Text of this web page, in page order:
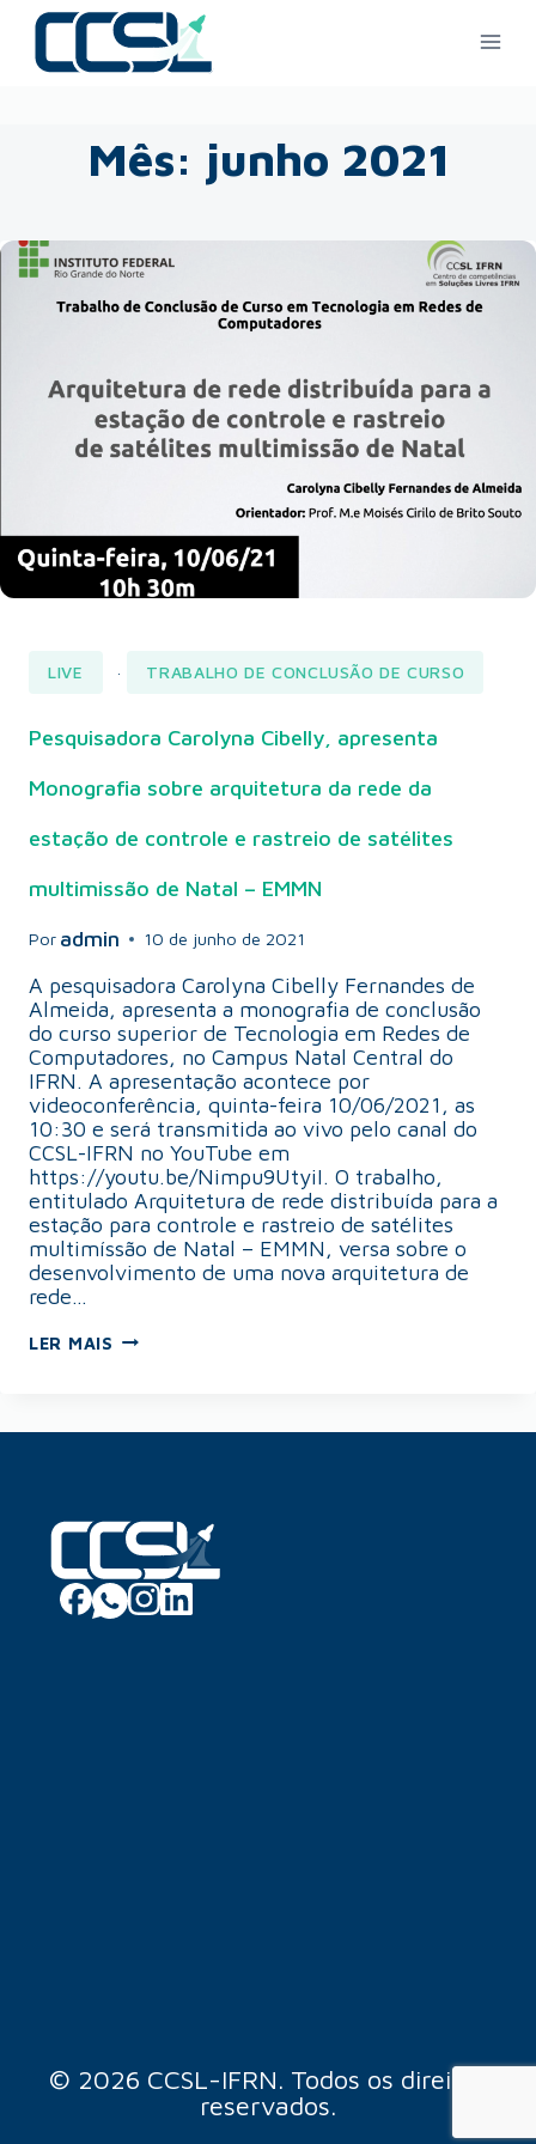
Mês: junho 2021
LIVE · TRABALHO DE CONCLUSÃO DE CURSO
Pesquisadora Carolyna Cibelly, apresenta
Monografia sobre arquitetura da rede da
estação de controle e rastreio de satélites
multimissão de Natal – EMMN
Por admin 10 de junho de 2021
A pesquisadora Carolyna Cibelly Fernandes de
Almeida, apresenta a monografia de conclusão
do curso superior de Tecnologia em Redes de
Computadores, no Campus Natal Central do
IFRN. A apresentação acontece por
videoconferência, quinta-feira 10/06/2021, as
10:30 e será transmitida ao vivo pelo canal do
CCSL-IFRN no YouTube em
https://youtu.be/Nimpu9UtyiI. O trabalho,
entitulado Arquitetura de rede distribuída para a
estação para controle e rastreio de satélites
multimíssão de Natal – EMMN, versa sobre o
desenvolvimento de uma nova arquitetura de
rede…
LER MAIS
© 2026 CCSL-IFRN. Todos os direitos
reservados.